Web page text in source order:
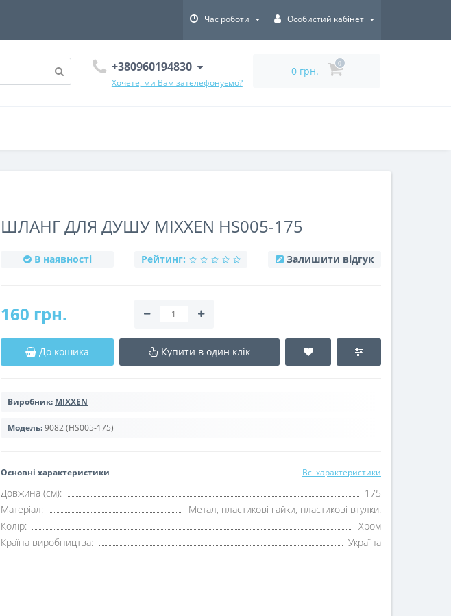
Час роботи Особистий кабінет
+380960194830
Хочете, ми Вам зателефонуємо?
0 грн.
0
ШЛАНГ ДЛЯ ДУШУ MIXXEN HS005-175
В наявності Рейтинг: Залишити відгук
160 грн.
До кошика Купити в один клік
Виробник: MIXXEN
Модель:9082 (HS005-175)
Основні характеристики Всі характеристики
Довжина (см):
175
Матеріал:
Метал, пластикові гайки, пластикові втулки.
Колір:
Хром
Країна виробництва:
Україна